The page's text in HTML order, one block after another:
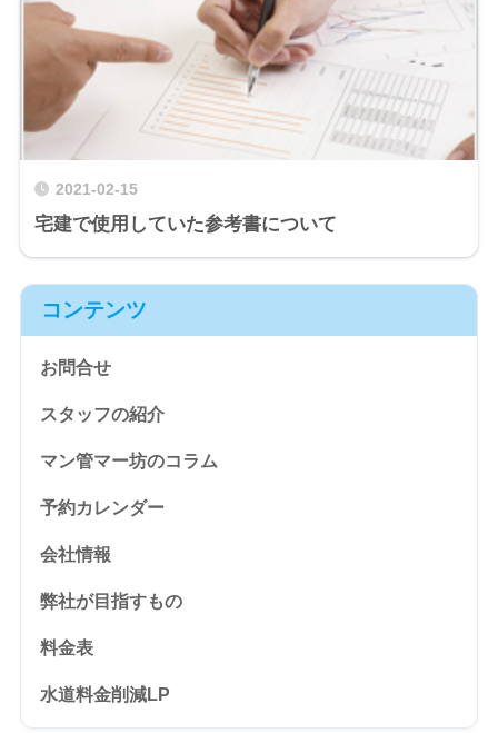
2021-02-15
宅建で使用していた参考書について
コンテンツ
お問合せ
スタッフの紹介
マン管マー坊のコラム
予約カレンダー
会社情報
弊社が目指すもの
料金表
水道料金削減LP